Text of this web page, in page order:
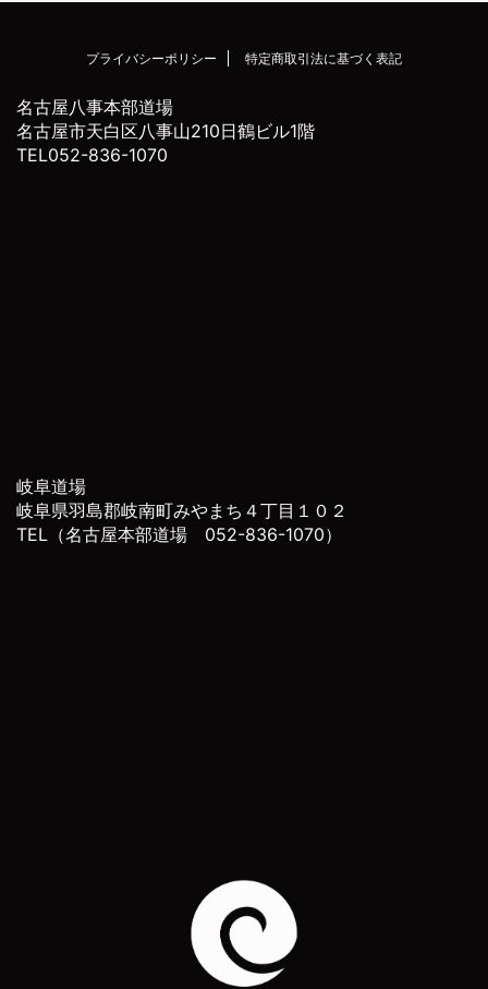
プライバシーポリシー 特定商取引法に基づく表記
名古屋八事本部道場
名古屋市天白区八事山210日鶴ビル1階
TEL052-836-1070
岐阜道場
岐阜県羽島郡岐南町みやまち４丁目１０２
TEL（名古屋本部道場 052-836-1070）